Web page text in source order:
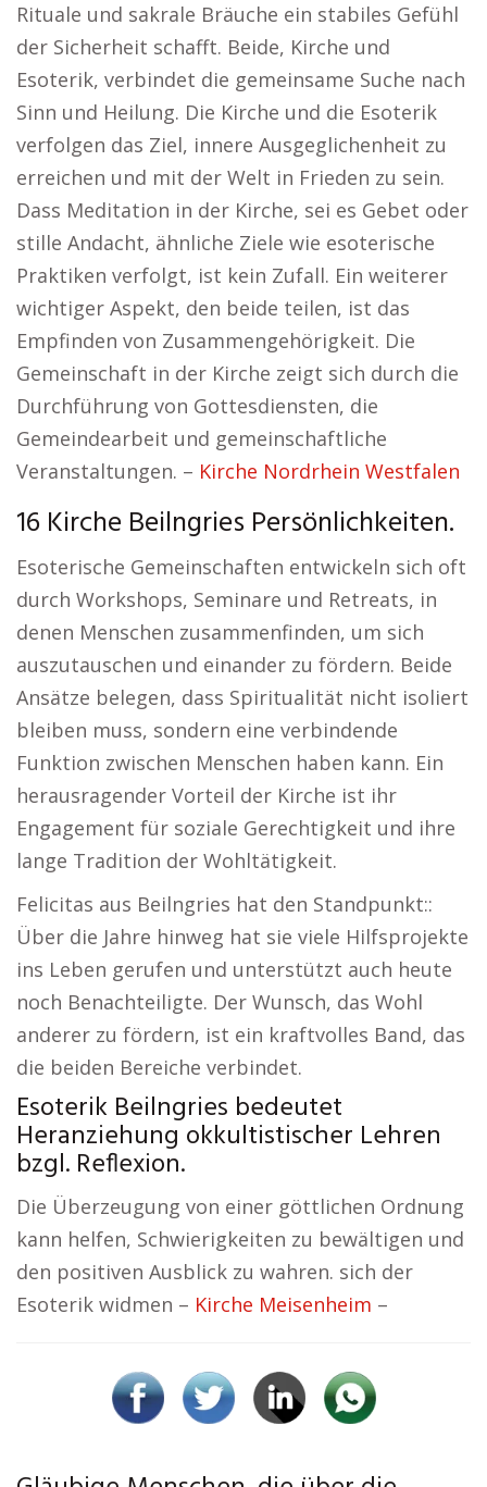
Rituale und sakrale Bräuche ein stabiles Gefühl
der Sicherheit schafft. Beide, Kirche und
Esoterik, verbindet die gemeinsame Suche nach
Sinn und Heilung. Die Kirche und die Esoterik
verfolgen das Ziel, innere Ausgeglichenheit zu
erreichen und mit der Welt in Frieden zu sein.
Dass Meditation in der Kirche, sei es Gebet oder
stille Andacht, ähnliche Ziele wie esoterische
Praktiken verfolgt, ist kein Zufall. Ein weiterer
wichtiger Aspekt, den beide teilen, ist das
Empfinden von Zusammengehörigkeit. Die
Gemeinschaft in der Kirche zeigt sich durch die
Durchführung von Gottesdiensten, die
Gemeindearbeit und gemeinschaftliche
Veranstaltungen. – Kirche Nordrhein Westfalen
16 Kirche Beilngries Persönlichkeiten.
Esoterische Gemeinschaften entwickeln sich oft
durch Workshops, Seminare und Retreats, in
denen Menschen zusammenfinden, um sich
auszutauschen und einander zu fördern. Beide
Ansätze belegen, dass Spiritualität nicht isoliert
bleiben muss, sondern eine verbindende
Funktion zwischen Menschen haben kann. Ein
herausragender Vorteil der Kirche ist ihr
Engagement für soziale Gerechtigkeit und ihre
lange Tradition der Wohltätigkeit.
Felicitas aus Beilngries hat den Standpunkt::
Über die Jahre hinweg hat sie viele Hilfsprojekte
ins Leben gerufen und unterstützt auch heute
noch Benachteiligte. Der Wunsch, das Wohl
anderer zu fördern, ist ein kraftvolles Band, das
die beiden Bereiche verbindet.
Esoterik Beilngries bedeutet
Heranziehung okkultistischer Lehren
bzgl. Reflexion.
Die Überzeugung von einer göttlichen Ordnung
kann helfen, Schwierigkeiten zu bewältigen und
den positiven Ausblick zu wahren. sich der
Esoterik widmen – Kirche Meisenheim –